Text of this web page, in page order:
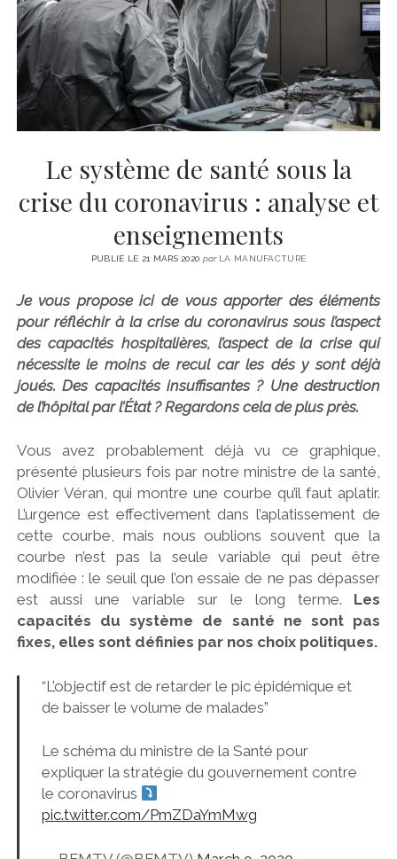
CINÉMA
LITTÉRATURE
ÉCONOMIE
SPORT
MÉDIAS
SANTÉ
instagram
emailemail-
form
Le système de santé sous la
crise du coronavirus : analyse et
enseignements
PUBLIÉ LE 21 MARS 2020 parLA MANUFACTURE
Je vous propose ici de vous apporter des éléments
pour réfléchir à la crise du coronavirus sous l’aspect
des capacités hospitalières, l’aspect de la crise qui
nécessite le moins de recul car les dés y sont déjà
joués. Des capacités insuffisantes ? Une destruction
de l’hôpital parl’État? Regardons cela de plus près.
Vous avez probablement déjà vu ce graphique,
présenté plusieurs fois par notre ministre de la santé,
Olivier Véran, qui montre une courbe qu’il faut aplatir.
L’urgence est effectivement dans l’aplatissement de
cette courbe, mais nous oublions souvent que la
courbe n’est pas la seule variable qui peut être
modifiée : le seuil que l’on essaie de ne pas dépasser
est aussi une variable sur le long terme. Les
capacités du système de santé ne sont pas
fixes, elles sont définies par nos choix politiques.
“L’objectif est de retarder le pic épidémique et
de baisser le volume de malades”
Le schéma du ministre de la Santé pour
expliquer la stratégie du gouvernement contre
le coronavirus
pic.twitter.com/PmZDaYmMwg